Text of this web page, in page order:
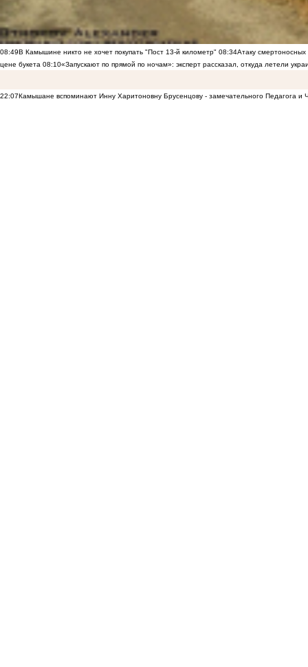
08:49В Камышине никто не хочет покупать "Пост 13-й километр" 08:34Атаку
цене букета 08:10«Запускают по прямой по ночам»: эксперт рассказал, откуда летели
22:07Камышане вспоминают Инну Харитоновну Брусенцову - замечательного Педагога и